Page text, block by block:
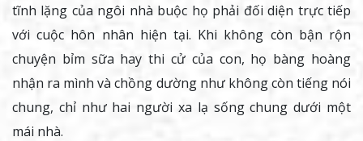
tĩnh lặng của ngôi nhà buộc họ phải đối diện trực tiếp
với cuộc hôn nhân hiện tại. Khi không còn bận rộn
chuyện bỉm sữa hay thi cử của con, họ bàng hoàng
nhận ra mình và chồng dường như không còn tiếng nói
chung, chỉ như hai người xa lạ sống chung dưới một
mái nhà.